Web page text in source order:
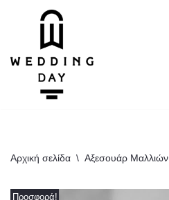
περιεχόμενο
Αρχική σελίδα \ Αξεσουάρ Μαλλιών
Προσφορά!